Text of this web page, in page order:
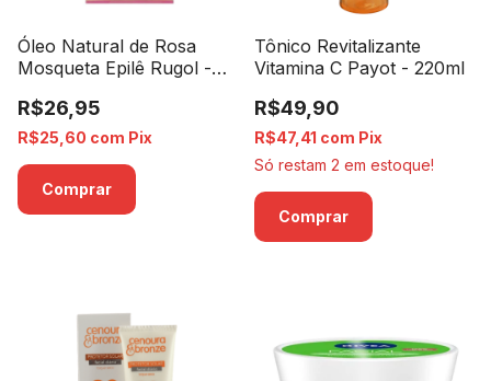
Óleo Natural de Rosa
Mosqueta Epilê Rugol -
R$26,95
R$25,60 com Pix
Tônico Revitalizante
Vitamina C Payot - 220ml
R$49,90
R$47,41 com Pix
Só restam 2 em estoque!